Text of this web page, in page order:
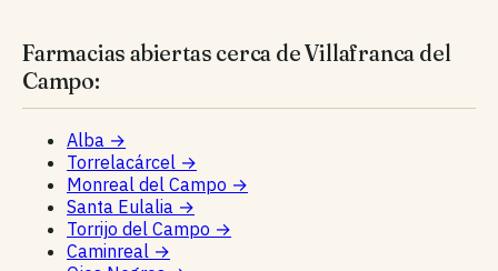
Farmacias abiertas cerca de Villafranca del
Campo:
Alba →
Torrelacárcel →
Monreal del Campo →
Santa Eulalia →
Torrijo del Campo →
Caminreal →